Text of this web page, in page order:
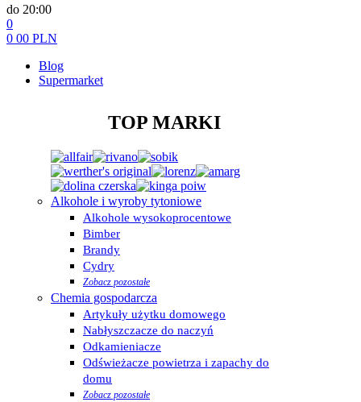
do 20:00
0
0 00 PLN
Blog
Supermarket
TOP MARKI
Alkohole i wyroby tytoniowe
Alkohole wysokoprocentowe
Bimber
Brandy
Cydry
Zobacz pozostałe
Chemia gospodarcza
Artykuły użytku domowego
Nabłyszczacze do naczyń
Odkamieniacze
Odświeżacze powietrza i zapachy do
domu
Zobacz pozostałe